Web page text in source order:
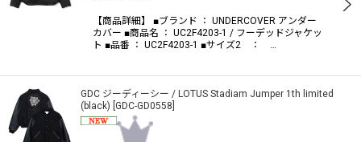
【商品詳細】 ■ブランド ： UNDERCOVER アンダー
カバー ■商品名 ： UC2F4203-1 / フーデッドジャケッ
ト ■品番 ： UC2F4203-1 ■サイズ2 ： …
GDC ジーディーシー / LOTUS Stadiam Jumper 1th limited
(black) GDC-GD0558